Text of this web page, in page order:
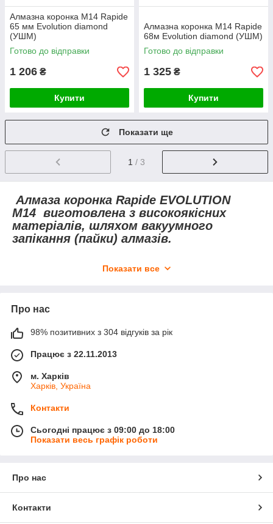
Алмазна коронка М14 Rapide
65 мм Evolution diamond
(УШМ)
Готово до відправки
1 206 ₴
Купити
Алмазна коронка M14 Rapide
68м Evolution diamond (УШМ)
Готово до відправки
1 325 ₴
Купити
Показати ще
1 / 3
Алмаза коронка Rapide EVOLUTION
M14 виготовлена з високоякісних
матеріалів, шляхом вакуумного
запікання (пайки) алмазів.
тільки для свердління за допомогою
Переваги:
Висока швидкість свердління
Для сухого свердління на великих
обертах
Для всіх видів керамічної плитки,
керамограніта, натуральних і
штучних каменів
Висота алмазного шару - 10 мм
Високий ресурс забезпечується
завдяки пайці алмазів під вакуумом і
високій якості самих алмазів.
1. перед початком свердління
встановіть коронку під кутом 45°,
торкаючись передбачуваного краю
Показати все
Про нас
98% позитивних з 304 відгуків за рік
Працює з 22.11.2013
м. Харків
Харків, Україна
Контакти
Сьогодні працює з 09:00 до 18:00
Показати весь графік роботи
Про нас
Контакти